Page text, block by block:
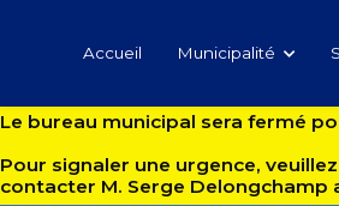
Accueil Municipalité
Le bureau municipal sera fermé
Pour signaler une urgence,
contacter M. Serge Delongchamp